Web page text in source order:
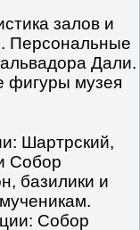
залов и
Персональные
Дали.
фигуры музея
Шартрский,
Собор
базилики и
Собор